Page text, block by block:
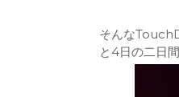
そんな
と4日の二日